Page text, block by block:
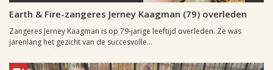
Earth & Fire-zangeres Jerney Kaagman (79) overleden
Zangeres Jerney Kaagman is op 79-jarige leeftijd overleden. Ze was
jarenlang het gezicht van de succesvolle...